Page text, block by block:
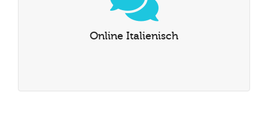
Online Italienisch
wären Sie in Italien. Der Unterricht wird mit Hilfe
moderner und leicht zugänglicher Technologien
abgehalten: Mit nur einem Klick sind Sie online und